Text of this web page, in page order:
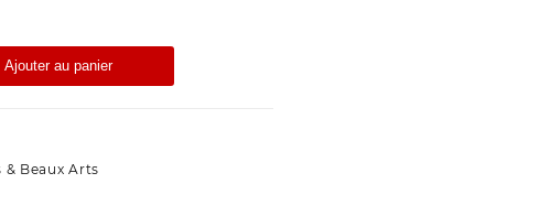
Ajouter au panier
& Beaux Arts